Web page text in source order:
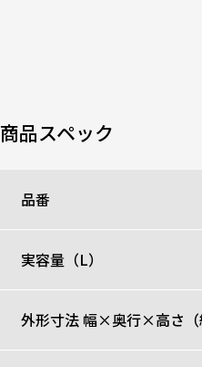
商品スペック
品番
実容量（L）
外形寸法 幅×奥行×高さ（